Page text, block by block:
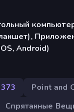
Android)
Point and
Спрятанные